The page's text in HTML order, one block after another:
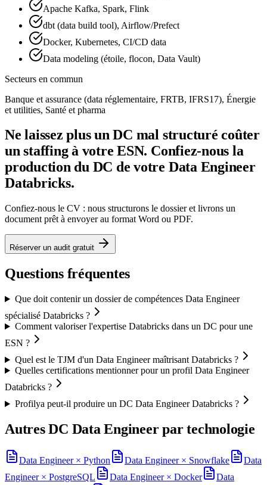
Apache Kafka, Spark, Flink
dbt (data build tool), Airflow/Prefect
Docker, Kubernetes, CI/CD data
Data modeling (étoile, flocon, Data Vault)
Secteurs en commun
Banque et assurance (data réglementaire, FRTB, IFRS17), Énergie
et utilities, Santé et pharma
Ne laissez plus un DC mal structuré coûter
un staffing à votre ESN. Confiez-nous la
production du DC de votre Data Engineer
Databricks.
Confiez-nous le CV : nous structurons le dossier et livrons un
document prêt à envoyer au format Word ou PDF.
Réserver un audit gratuit
Questions fréquentes
Que doit contenir un dossier de compétences Data Engineer
spécialisé Databricks ?
Comment valoriser l'expertise Databricks dans un DC pour une
ESN ?
Quel est le TJM d'un Data Engineer maîtrisant Databricks ?
Quelles certifications mentionner pour un profil Data Engineer
Databricks ?
Profilya peut-il produire un DC Data Engineer Databricks ?
Autres DC Data Engineerpar technologie
Data Engineer× Python Data Engineer× Snowflake
Data
Engineer× PostgreSQL Data Engineer× Docker
Data